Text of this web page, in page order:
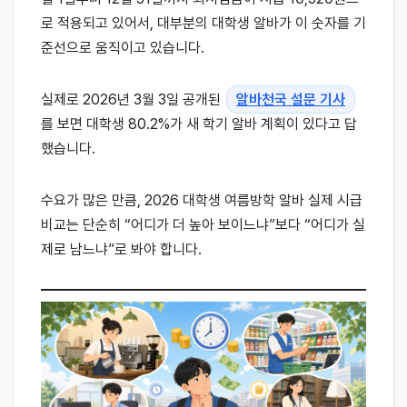
로 적용되고 있어서, 대부분의 대학생 알바가 이 숫자를 기
준선으로 움직이고 있습니다.
실제로 2026년 3월 3일 공개된
알바천국 설문 기사
를 보면 대학생 80.2%가 새 학기 알바 계획이 있다고 답
했습니다.
수요가 많은 만큼, 2026 대학생 여름방학 알바 실제 시급
비교는 단순히 “어디가 더 높아 보이느냐”보다 “어디가 실
제로 남느냐”로 봐야 합니다.